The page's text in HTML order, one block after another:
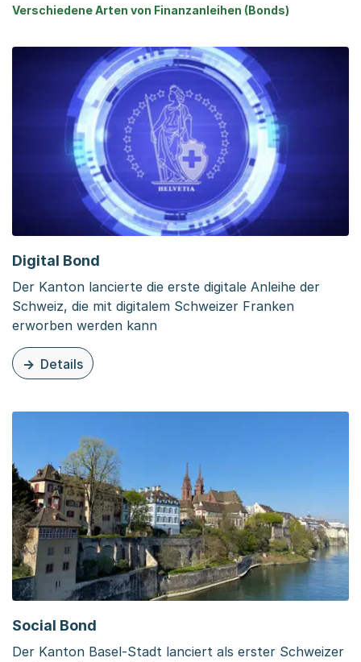
Verschiedene Arten von Finanzanleihen (Bonds)
Digital Bond
Der Kanton lancierte die erste digitale Anleihe der
Schweiz, die mit digitalem Schweizer Franken
erworben werden kann
Details
zu dieser Organisationsseite: Digital Bond
Social Bond
Der Kanton Basel-Stadt lanciert als erster Schweizer